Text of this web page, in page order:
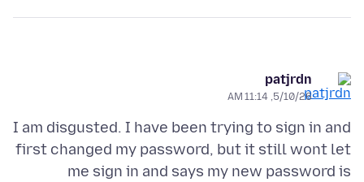
patjrdn
5/10/26, 11:14 AM
I am disgusted. I have been trying to sign in and
first changed my password, but it still wont let
me sign in and says my new password is